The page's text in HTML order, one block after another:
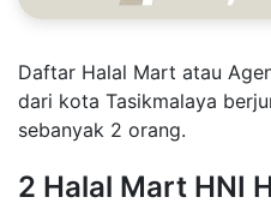
Daftar Halal Mart atau
dari kota Tasikmalaya
sebanyak 2 orang.
2 Halal Mart HNI